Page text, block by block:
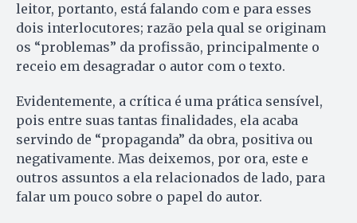
leitor, portanto, está falando com e para esses
dois interlocutores; razão pela qual se originam
os “problemas” da profissão, principalmente o
receio em desagradar o autor com o texto.
Evidentemente, a crítica é uma prática sensível,
pois entre suas tantas finalidades, ela acaba
servindo de “propaganda” da obra, positiva ou
negativamente. Mas deixemos, por ora, este e
outros assuntos a ela relacionados de lado, para
falar um pouco sobre o papel do autor.